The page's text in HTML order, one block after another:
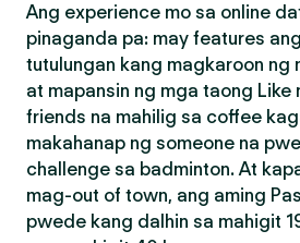
Ang experience mo sa online
pinaganda pa: may features
tutulungan kang magkaroon ng
at mapansin ng mga taong Like
friends na mahilig sa coffee
makahanap ng someone na
challenge sa badminton. At
mag-out of town, ang aming
pwede kang dalhin sa mahigit